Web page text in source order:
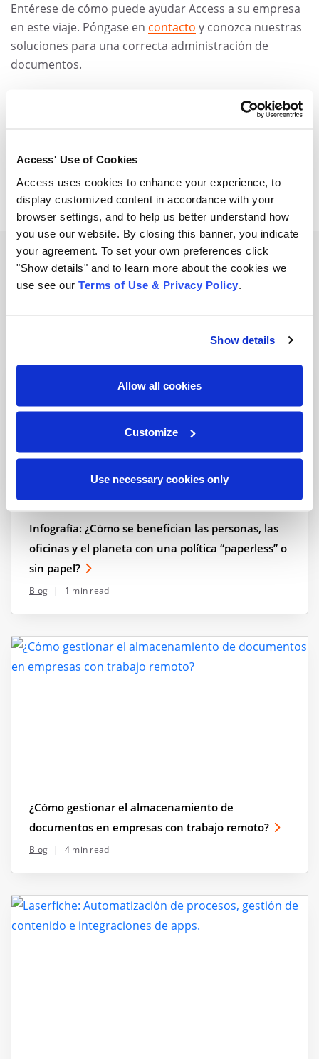
Access' Use of Cookies
Access uses cookies to enhance your experience, to
display customized content in accordance with your
browser settings, and to help us better understand how
you use our website. By closing this banner, you indicate
your agreement. To set your own preferences click
"Show details" and to learn more about the cookies we
use see our Terms of Use & Privacy Policy
Show details
Allow all cookies
Customize
Use necessary cookies only
compartir compartir
Entérese de cómo puede ayudar Access a su empresa
en este viaje. Póngase en contacto y conozca nuestras
soluciones para una correcta administración de
documentos.
Related Resources
Infografía: ¿Cómo se benefician las personas, las
oficinas y el planeta con una política “paperless” o
sin papel?
Blog | 1 min read
¿Cómo gestionar el almacenamiento de
documentos en empresas con trabajo remoto?
Blog | 4 min read